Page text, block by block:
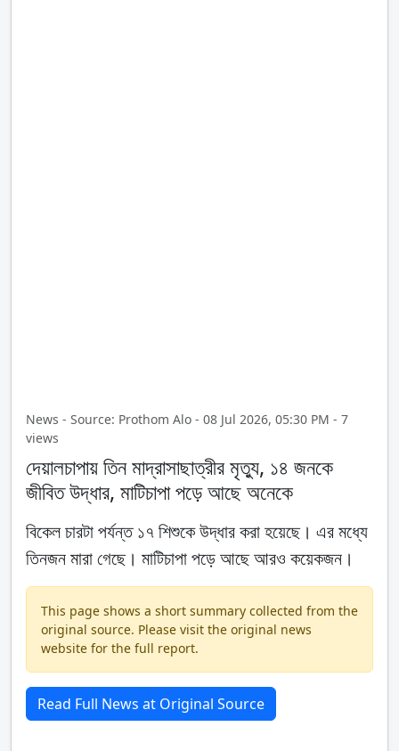
News - Source: Prothom Alo - 08 Jul 2026, 05:30 PM - 7
views
দেয়ালচাপায় তিন মাদ্রাসাছাত্রীর মৃত্যু, ১৪ জনকে
জীবিত উদ্ধার, মাটিচাপা পড়ে আছে অনেকে
বিকেল চারটা পর্যন্ত ১৭ শিশুকে উদ্ধার করা হয়েছে। এর মধ্যে
তিনজন মারা গেছে। মাটিচাপা পড়ে আছে আরও কয়েকজন।
This page shows a short summary collected from the
original source. Please visit the original news
website for the full report.
Read Full News at Original Source